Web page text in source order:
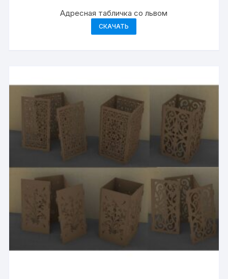
Адресная табличка со львом
СКАЧАТЬ